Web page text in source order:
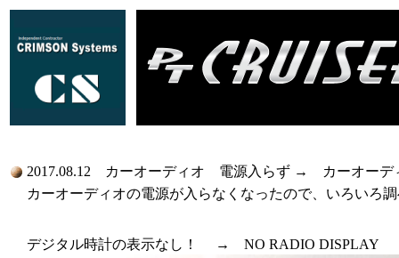
2017.08.12 カーオーディオ 電源入らず → カーオーデ
カーオーディオの電源が入らなくなったので、いろいろ
デジタル時計の表示なし！ → NO RADIO DISPLAY